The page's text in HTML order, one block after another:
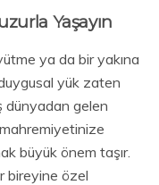
Yaşayın
ya da bir yakına
yük zaten
dünyadan gelen
büyük önem taşır.
bireyine özel